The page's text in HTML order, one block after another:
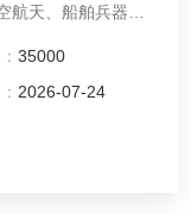
天、船舶兵器、
35000
2026-07-24